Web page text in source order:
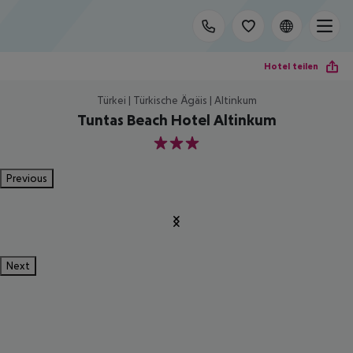
Hotel teilen
Türkei | Türkische Ägäis | Altinkum
Tuntas Beach Hotel Altinkum
3
Previous
Next